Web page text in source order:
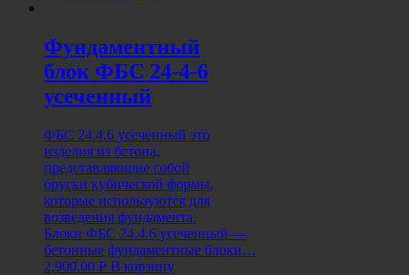
Фундаментный
блок ФБС 24-4-6
усеченный
ФБС 24.4.6 усеченный это
изделия из бетона,
представляющие собой
бруски кубической формы,
которые используются для
возведения фундамента.
Блоки ФБС 24.4.6 усеченный —
бетонные фундаментные блоки…
2,900.00 Р В корзину